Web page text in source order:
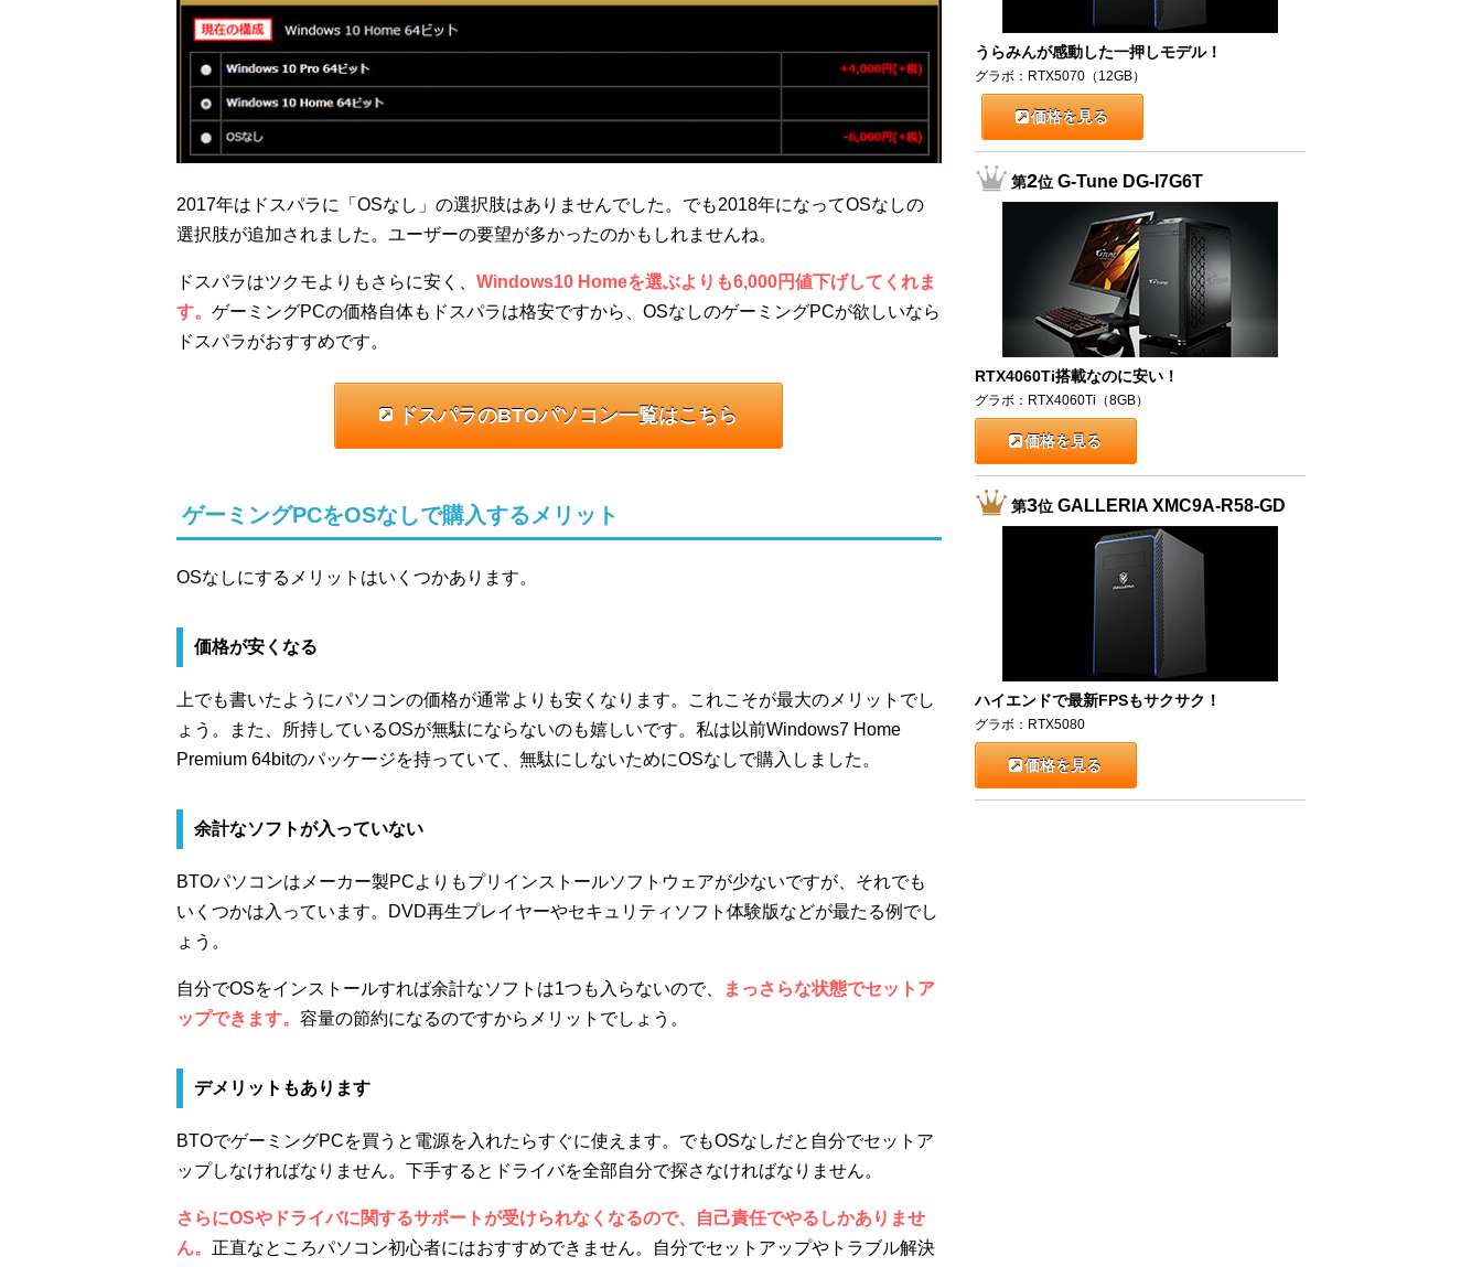
2017年はドスパラに「OSなし」の選択肢はありませんでした。でも2018年になってOSなしの
選択肢が追加されました。ユーザーの要望が多かったのかもしれませんね。
ドスパラはツクモよりもさらに安く、 Windows10 Homeを選ぶよりも6,000円値下げしてくれま
す。 ゲーミングPCの価格自体もドスパラは格安ですから、OSなしのゲーミングPCが欲しいなら
ドスパラがおすすめです。
ドスパラのBTOパソコン一覧はこちら
ゲーミングPCをOSなしで購入するメリット
OSなしにするメリットはいくつかあります。
価格が安くなる
上でも書いたようにパソコンの価格が通常よりも安くなります。これこそが最大のメリットでし
ょう。また、所持しているOSが無駄にならないのも嬉しいです。私は以前Windows7 Home
Premium 64bitのパッケージを持っていて、無駄にしないためにOSなしで購入しました。
余計なソフトが入っていない
BTOパソコンはメーカー製PCよりもプリインストールソフトウェアが少ないですが、それでも
いくつかは入っています。DVD再生プレイヤーやセキュリティソフト体験版などが最たる例でし
ょう。
自分でOSをインストールすれば余計なソフトは1つも入らないので、
まっさらな状態でセットア
ップできます。 容量の節約になるのですからメリットでしょう。
デメリットもあります
BTOでゲーミングPCを買うと電源を入れたらすぐに使えます。でもOSなしだと自分でセットア
ップしなければなりません。下手するとドライバを全部自分で探さなければなりません。
さらにOSやドライバに関するサポートが受けられなくなるので、自己責任でやるしかありませ
ん。 正直なところパソコン初心者にはおすすめできません。自分でセットアップやトラブル解決
うらみんが感動した一押しモデル！
グラボ：RTX5070（12GB）
価格を見る
第2位G-Tune DG-I7G6T
RTX4060Ti搭載なのに安い！
グラボ：RTX4060Ti（8GB）
価格を見る
第3位GALLERIA XMC9A-R58-GD
ハイエンドで最新FPSもサクサク！
グラボ：RTX5080
価格を見る